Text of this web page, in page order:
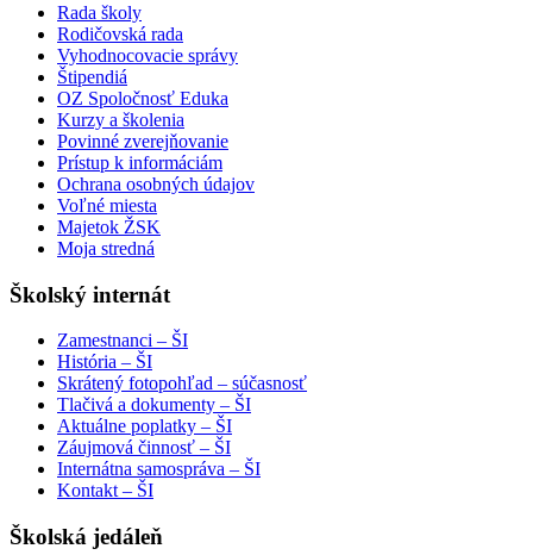
Rada školy
Rodičovská rada
Vyhodnocovacie správy
Štipendiá
OZ Spoločnosť Eduka
Kurzy a školenia
Povinné zverejňovanie
Prístup k informáciám
Ochrana osobných údajov
Voľné miesta
Majetok ŽSK
Moja stredná
Školský internát
Zamestnanci – ŠI
História – ŠI
Skrátený fotopohľad – súčasnosť
Tlačivá a dokumenty – ŠI
Aktuálne poplatky – ŠI
Záujmová činnosť – ŠI
Internátna samospráva – ŠI
Kontakt – ŠI
Školská jedáleň